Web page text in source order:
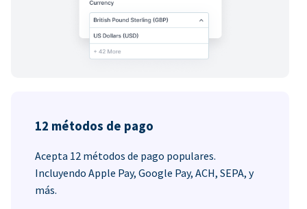
12 métodos de pago
Acepta 12 métodos de pago populares.
Incluyendo Apple Pay, Google Pay, ACH, SEPA, y
más.